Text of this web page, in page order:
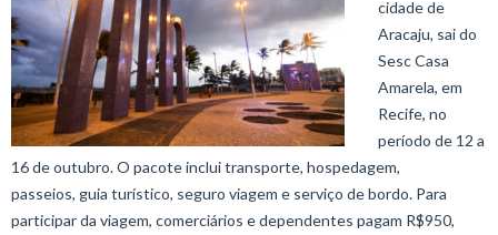
cidade de
Aracaju, sai do
Sesc Casa
Amarela, em
Recife, no
período de 12 a
16 de outubro. O pacote inclui transporte, hospedagem,
passeios, guia turístico, seguro viagem e serviço de bordo. Para
participar da viagem, comerciários e dependentes pagam R$950,